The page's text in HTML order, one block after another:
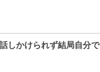
しかけられず結局自分で